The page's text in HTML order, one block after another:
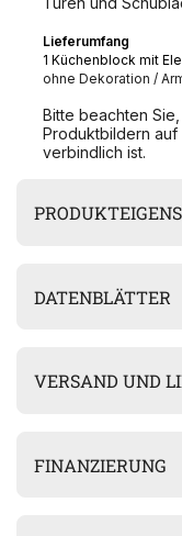
Lieferumfang
1 Küchenblock mit
ohne Dekoration /
Bitte beachten
Produktbildern
verbindlich ist.
DATENBLÄTTER
VERSAND UND
FINANZIERUNG